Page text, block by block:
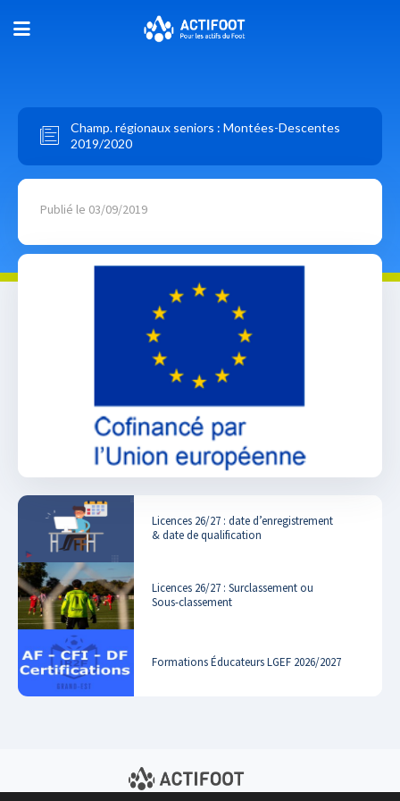
Champ. régionaux seniors : Montées-Descentes
2019/2020
Publié le 03/09/2019
Licences 26/27 : date d’enregistrement
& date de qualification
Licences 26/27 : Surclassement ou
Sous-classement
Formations Éducateurs LGEF 2026/2027